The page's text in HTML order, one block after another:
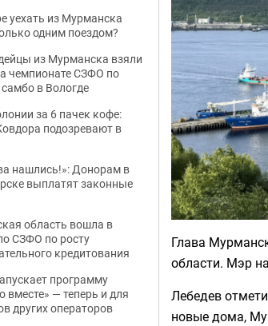
Глава
области. Мэр
Лебедев
новые дома,
уехать из Мурманска
одним поездом?
из Мурманска взяли
чемпионате СЗФО по
в Вологде
за 6 пачек кофе:
подозревают в
нашлись!»: Донорам в
выплатят законные
область вошла в
СЗФО по росту
кредитования
программу
вместе» — теперь и для
других операторов